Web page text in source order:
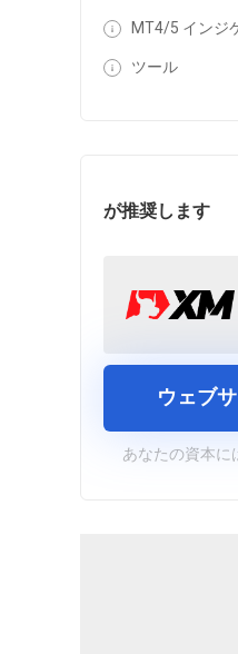
MT4/5 インジ
ツール
が推奨します
ウェブ
あなたの資本に